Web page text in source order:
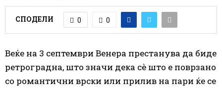
СПОДЕЛИ 0 0
Веќе на 3 септември Венера престанува да биде
ретроградна, што значи дека сè што е поврзано
со романтични врски или прилив на пари ќе се